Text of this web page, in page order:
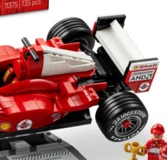
Felszerelés a
Dekorációk
Biztonság
Rendezés
Éjszakai világítás
Iskola
Grillezés
Zene